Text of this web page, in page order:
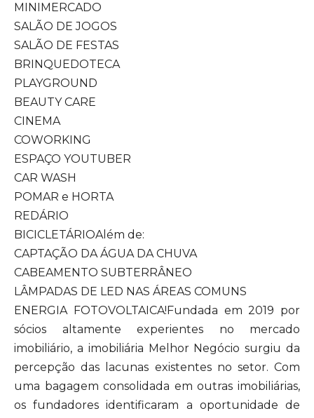
MINIMERCADO
SALÃO DE JOGOS
SALÃO DE FESTAS
BRINQUEDOTECA
PLAYGROUND
BEAUTY CARE
CINEMA
COWORKING
ESPAÇO YOUTUBER
CAR WASH
POMAR e HORTA
REDÁRIO
BICICLETÁRIOAlém de:
CAPTAÇÃO DA ÁGUA DA CHUVA
CABEAMENTO SUBTERRÂNEO
LÂMPADAS DE LED NAS ÁREAS COMUNS
ENERGIA FOTOVOLTAICA!Fundada em 2019 por
sócios altamente experientes no mercado
imobiliário, a imobiliária Melhor Negócio surgiu da
percepção das lacunas existentes no setor. Com
uma bagagem consolidada em outras imobiliárias,
os fundadores identificaram a oportunidade de